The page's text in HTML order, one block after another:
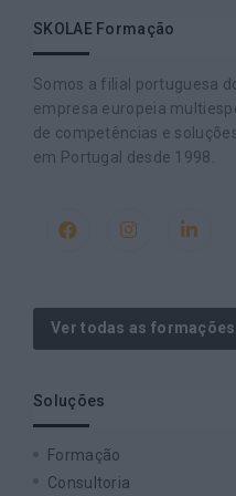
SKOLAE Formação
Somos a filial portuguesa
empresa europeia
de competências e
em Portugal desde 1998.
Ver todas as formações
Soluções
Formação
Consultoria